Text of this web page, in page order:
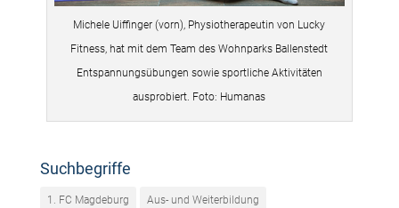
Michele Uiffinger (vorn), Physiotherapeutin von Lucky
Fitness, hat mit dem Team des Wohnparks Ballenstedt
Entspannungsübungen sowie sportliche Aktivitäten
ausprobiert. Foto: Humanas
Suchbegriffe
1. FC Magdeburg Aus- und Weiterbildung